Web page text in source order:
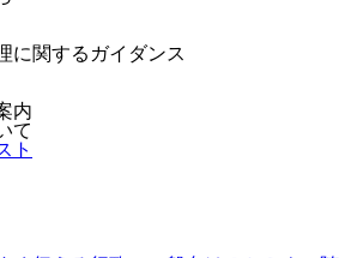
に関するガイダンス
内
て
ト